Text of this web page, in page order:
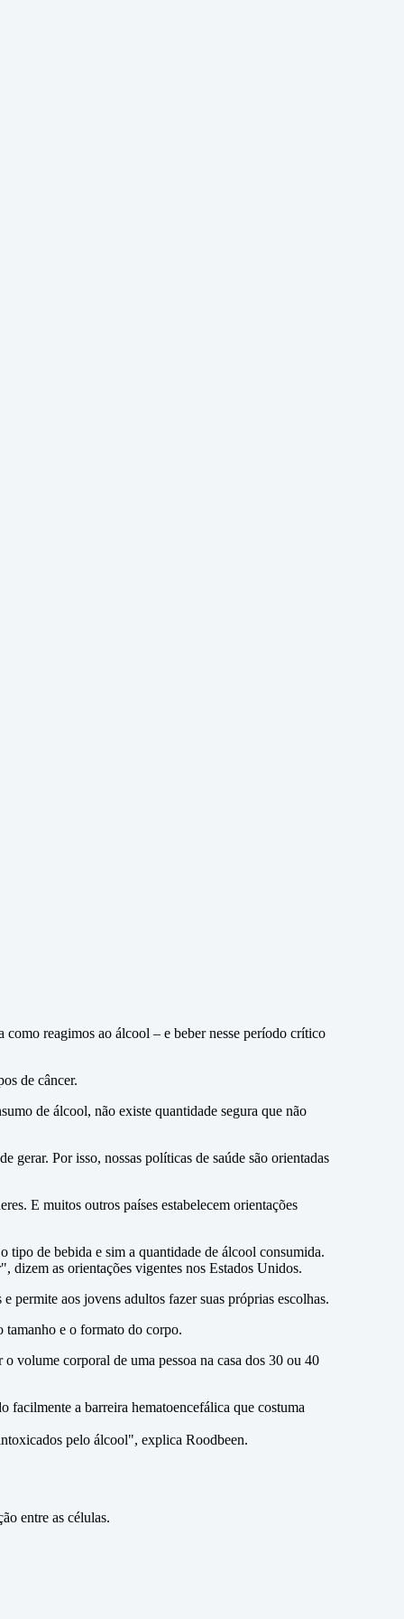
como reagimos ao álcool – e beber nesse período crítico
de câncer.
de álcool, não existe quantidade segura que não
gerar. Por isso, nossas políticas de saúde são orientadas
E muitos outros países estabelecem orientações
tipo de bebida e sim a quantidade de álcool consumida.
dizem as orientações vigentes nos Estados Unidos.
permite aos jovens adultos fazer suas próprias escolhas.
tamanho e o formato do corpo.
volume corporal de uma pessoa na casa dos 30 ou 40
facilmente a barreira hematoencefálica que costuma
pelo álcool", explica Roodbeen.
entre as células.